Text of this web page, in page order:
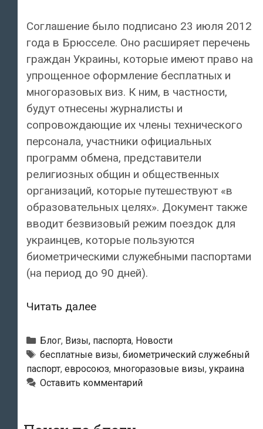
Соглашение было подписано 23 июля 2012
года в Брюсселе. Оно расширяет перечень
граждан Украины, которые имеют право на
упрощенное оформление бесплатных и
многоразовых виз. К ним, в частности,
будут отнесены журналисты и
сопровождающие их члены технического
персонала, участники официальных
программ обмена, представители
религиозных общин и общественных
организаций, которые путешествуют «в
образовательных целях». Документ также
вводит безвизовый режим поездок для
украинцев, которые пользуются
биометрическими служебными паспортами
(на период до 90 дней).
Читать далееУкраина
договор
с
ЕС
об
визового
Рубрики
Блог, Визы, паспорта, Новости
Метки
бесплатные визы, биометрический служебный
паспорт, евросоюз, многоразовые визы, украина
Оставить комментарий